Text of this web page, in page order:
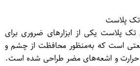
تک پلاست
پلاست یکی از ابزارهای ضروری برای
است که به‌منظور محافظت از چشم و
حرارت و اشعه‌های مضر طراحی شده است.